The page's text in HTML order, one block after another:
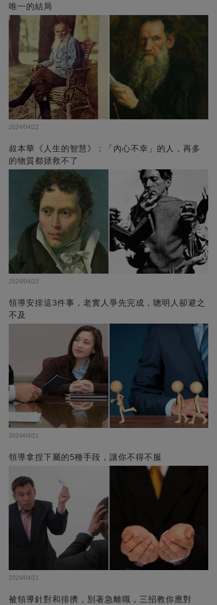
唯一的結局
2024/04/22
叔本華《人生的智慧》：「內心不幸」的人，再多
的物質都拯救不了
2024/04/22
領導安排這3件事，老實人爭先完成，聰明人卻避之
不及
2024/04/21
領導拿捏下屬的5種手段，讓你不得不服
2024/04/21
被領導針對和排擠，別著急離職，三招教你應對